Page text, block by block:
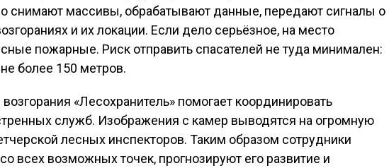
снимают массивы, обрабатывают данные, передают сигналы о
и их локации. Если дело серьёзное, на место
пожарные. Риск отправить спасателей не туда минимален:
более 150 метров.
«Лесохранитель» помогает координировать
служб. Изображения с камер выводятся на огромную
лесных инспекторов. Таким образом сотрудники
всех возможных точек, прогнозируют его развитие и